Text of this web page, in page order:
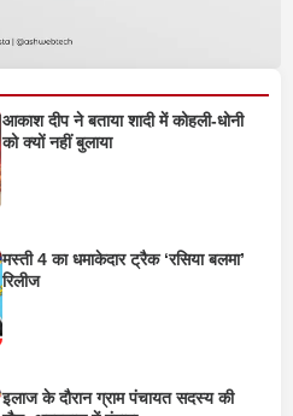
आकाश दीप ने बताया शादी में कोहली-धोनी
को क्यों नहीं बुलाया
मस्ती 4 का धमाकेदार ट्रैक ‘रसिया बलमा’
रिलीज
इलाज के दौरान ग्राम पंचायत सदस्य की